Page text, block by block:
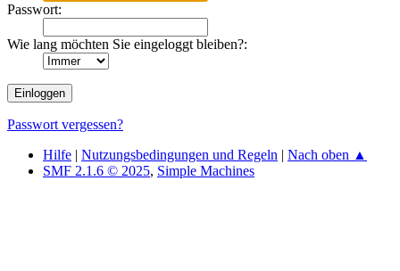
Passwort:
Wie lang möchten Sie eingeloggt bleiben?:
Passwort vergessen?
Hilfe | Nutzungsbedingungen und Regeln | Nach oben ▲
SMF 2.1.6 © 2025, Simple Machines